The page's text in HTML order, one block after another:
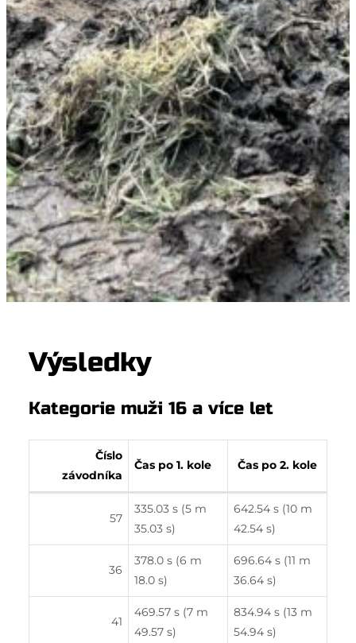
Výsledky
Kategorie muži 16 a více let
Číslo
závodníka
Čas po 1. kole Čas po 2. kole
57
335.03 s (5 m
35.03 s)
642.54 s (10 m
42.54 s)
36
378.0 s (6 m
18.0 s)
696.64 s (11 m
36.64 s)
41
469.57 s (7 m
49.57 s)
834.94 s (13 m
54.94 s)